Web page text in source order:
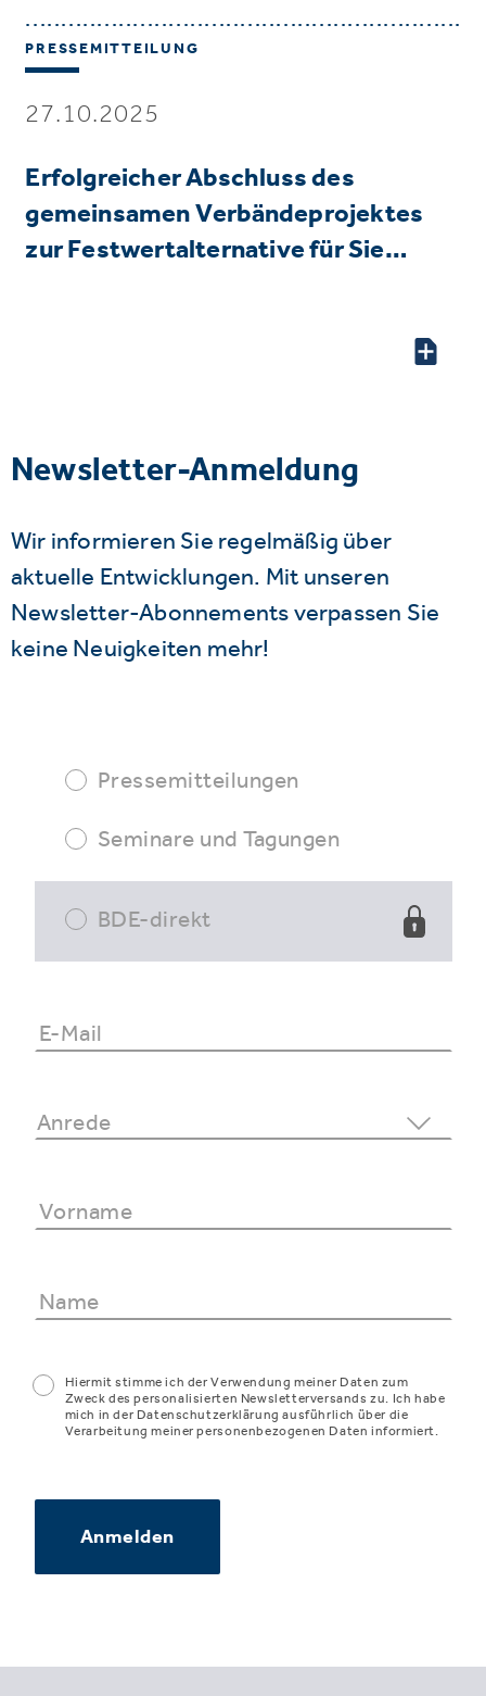
PRESSEMITTEILUNG
27.10.2025
Erfolgreicher Abschluss des
gemeinsamen Verbändeprojektes
zur Festwertalternative für Sie…
Newsletter-Anmeldung
Wir informieren Sie regelmäßig über
aktuelle Entwicklungen. Mit unseren
Newsletter-Abonnements verpassen Sie
keine Neuigkeiten mehr!
Pressemitteilungen
Seminare und Tagungen
BDE-direkt
Hiermit stimme ich der Verwendung meiner Daten zum
Zweck des personalisierten Newsletterversands zu. Ich habe
mich in der Datenschutzerklärung ausführlich über die
Verarbeitung meiner personenbezogenen Daten informiert.
Anmelden